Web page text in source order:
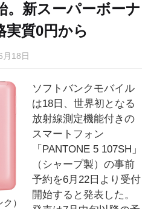
。新スーパーボーナ
実質0円から
月18日
）
ソフトバンクモバイル
は18日、世界初となる
放射線測定機能付きの
スマートフォン
「PANTONE 5 107SH」
（シャープ製）の事前
予約を6月22日より受付
開始すると発表した。